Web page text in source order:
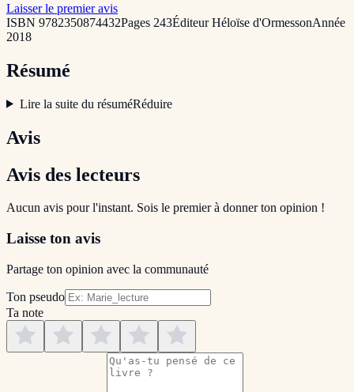
Laisser le premier avis
ISBN 9782350874432Pages 243ÉditeurHéloïse d'OrmessonAnnée
2018
Résumé
Lire la suite du résuméRéduire
Avis
Avis des lecteurs
Aucun avis pour l'instant. Sois le premier à donner ton opinion !
Laisse ton avis
Partage ton opinion avec la communauté
Ton pseudo
Ta note